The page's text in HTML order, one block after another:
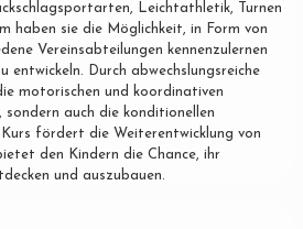
Leichtathletik, Turnen
haben sie die Möglichkeit, in Form von
Vereinsabteilungen kennenzulernen
entwickeln. Durch abwechslungsreiche
motorischen und koordinativen
sondern auch die konditionellen
fördert die Weiterentwicklung von
den Kindern die Chance, ihr
und auszubauen.